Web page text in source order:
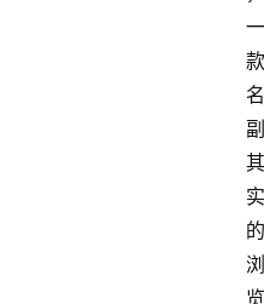
一
款
名
副
其
实
的
浏
览